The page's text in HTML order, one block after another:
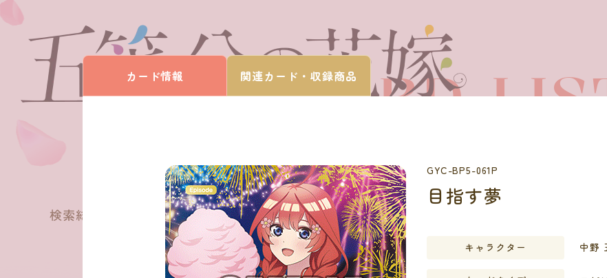
CARD
検索結果 件
カード情報 関連カード・ 収録商品
GYC-BP5-061P
目指す夢
キャラクター 中野